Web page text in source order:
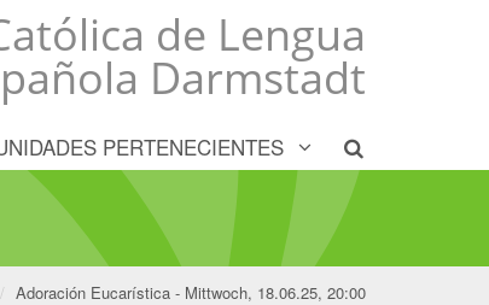
de Lengua
Darmstadt
PERTENECIENTES
Adoración Eucarística - Mittwoch, 18.06.25, 20:00